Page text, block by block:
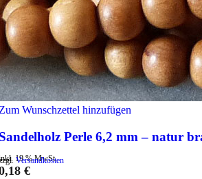
Wunschzettel hinzufügen
Perle 6,2 mm – natur
19 % MwSt.
Versandkosten
€